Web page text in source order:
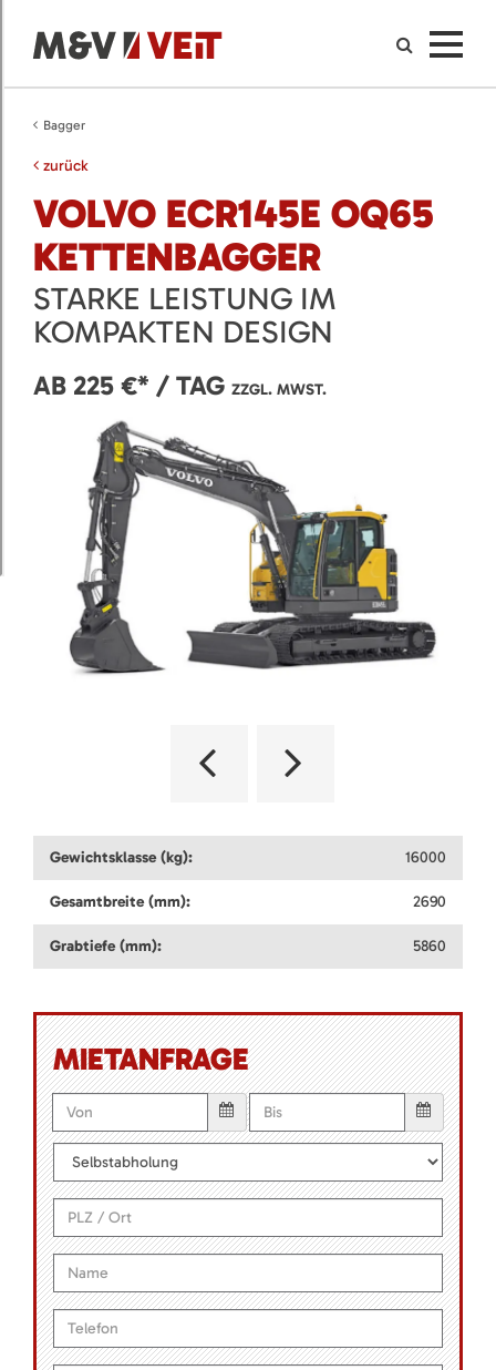
Bagger
zurück
VOLVO ECR145E OQ65
KETTENBAGGER
STARKE LEISTUNG IM
KOMPAKTEN DESIGN
AB 225 €* / TAG ZZGL. MWST.
Gewichtsklasse (kg): 16000
Gesamtbreite (mm): 2690
Grabtiefe (mm): 5860
MIETANFRAGE